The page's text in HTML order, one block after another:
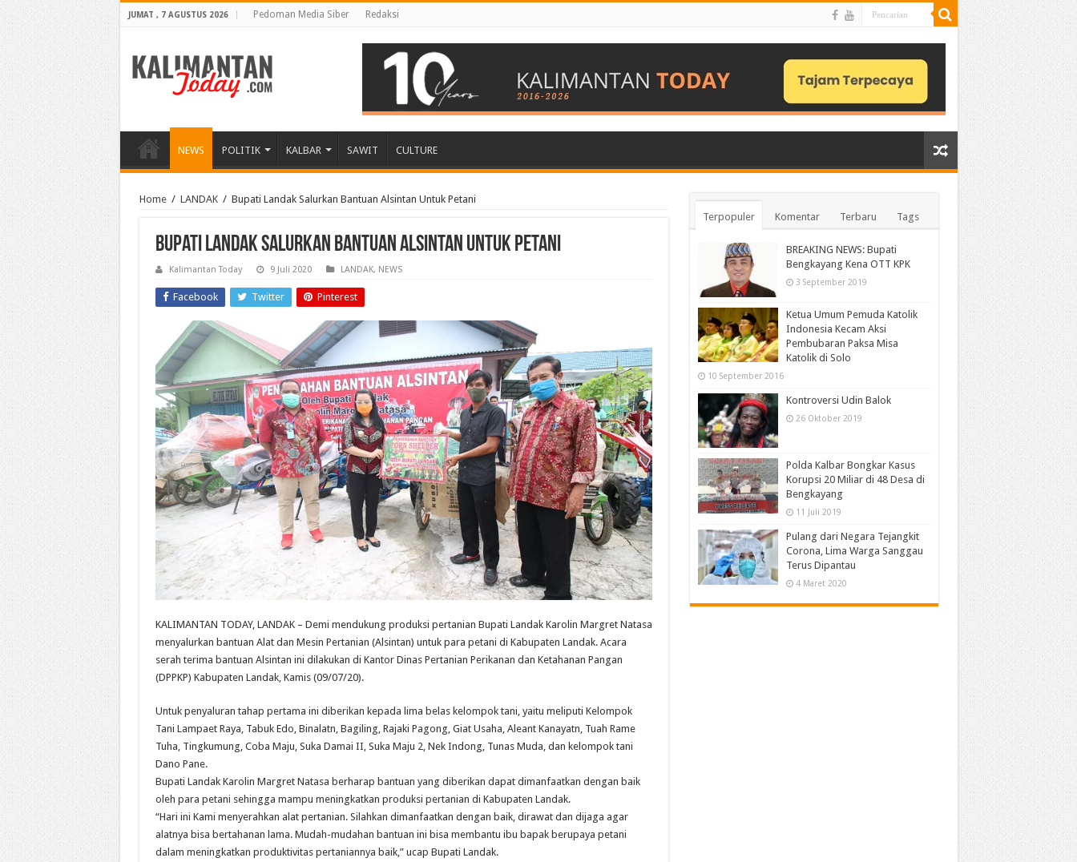
JUMAT , 7 AGUSTUS 2026 Pedoman Media Siber Redaksi
NEWS POLITIK KALBAR SAWIT CULTURE
Home / LANDAK / Bupati Landak Salurkan Bantuan Alsintan Untuk Petani
Bupati Landak Salurkan Bantuan Alsintan Untuk Petani
Kalimantan Today 9 Juli 2020 LANDAK, NEWS
Facebook Twitter Pinterest
KALIMANTAN TODAY, LANDAK – Demi mendukung produksi pertanian Bupati Landak Karolin Margret Natasa
menyalurkan bantuan Alat dan Mesin Pertanian (Alsintan) untuk para petani di Kabupaten Landak. Acara
serah terima bantuan Alsintan ini dilakukan di Kantor Dinas Pertanian Perikanan dan Ketahanan Pangan
(DPPKP) Kabupaten Landak, Kamis (09/07/20).
Untuk penyaluran tahap pertama ini diberikan kepada lima belas kelompok tani, yaitu meliputi Kelompok
Tani Lampaet Raya, Tabuk Edo, Binalatn, Bagiling, Rajaki Pagong, Giat Usaha, Aleant Kanayatn, Tuah Rame
Tuha, Tingkumung, Coba Maju, Suka Damai II, Suka Maju 2, Nek Indong, Tunas Muda, dan kelompok tani
Dano Pane.
Bupati Landak Karolin Margret Natasa berharap bantuan yang diberikan dapat dimanfaatkan dengan baik
oleh para petani sehingga mampu meningkatkan produksi pertanian di Kabupaten Landak.
“Hari ini Kami menyerahkan alat pertanian. Silahkan dimanfaatkan dengan baik, dirawat dan dijaga agar
alatnya bisa bertahanan lama. Mudah-mudahan bantuan ini bisa membantu ibu bapak berupaya petani
dalam meningkatkan produktivitas pertaniannya baik,” ucap Bupati Landak.
Terpopuler Komentar Terbaru Tags
BREAKING NEWS: Bupati
Bengkayang Kena OTT KPK
3 September 2019
Ketua Umum Pemuda Katolik
Indonesia Kecam Aksi
Pembubaran Paksa Misa
Katolik di Solo
10 September 2016
Kontroversi Udin Balok
26 Oktober 2019
Polda Kalbar Bongkar Kasus
Korupsi 20 Miliar di 48 Desa di
Bengkayang
11 Juli 2019
Pulang dari Negara Tejangkit
Corona, Lima Warga Sanggau
Terus Dipantau
4 Maret 2020